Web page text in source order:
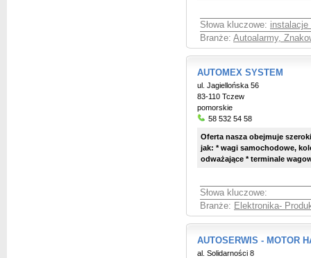
Słowa kluczowe: instalacje
Branże: Autoalarmy,
AUTOMEX SYSTEM
ul. Jagiellońska 56
83-110 Tczew
pomorskie
58 532 54 58
Oferta nasza obejmuje
jak: * wagi samochodowe,
odważające * terminale
Słowa kluczowe:
Branże: Elektronika-
AUTOSERWIS - MOTOR
al. Solidarności 8